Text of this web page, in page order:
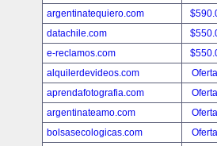
argentinatequiero.com
datachile.com
e-reclamos.com
alquilerdevideos.com
aprendafotografia.com
argentinateamo.com
bolsasecologicas.com